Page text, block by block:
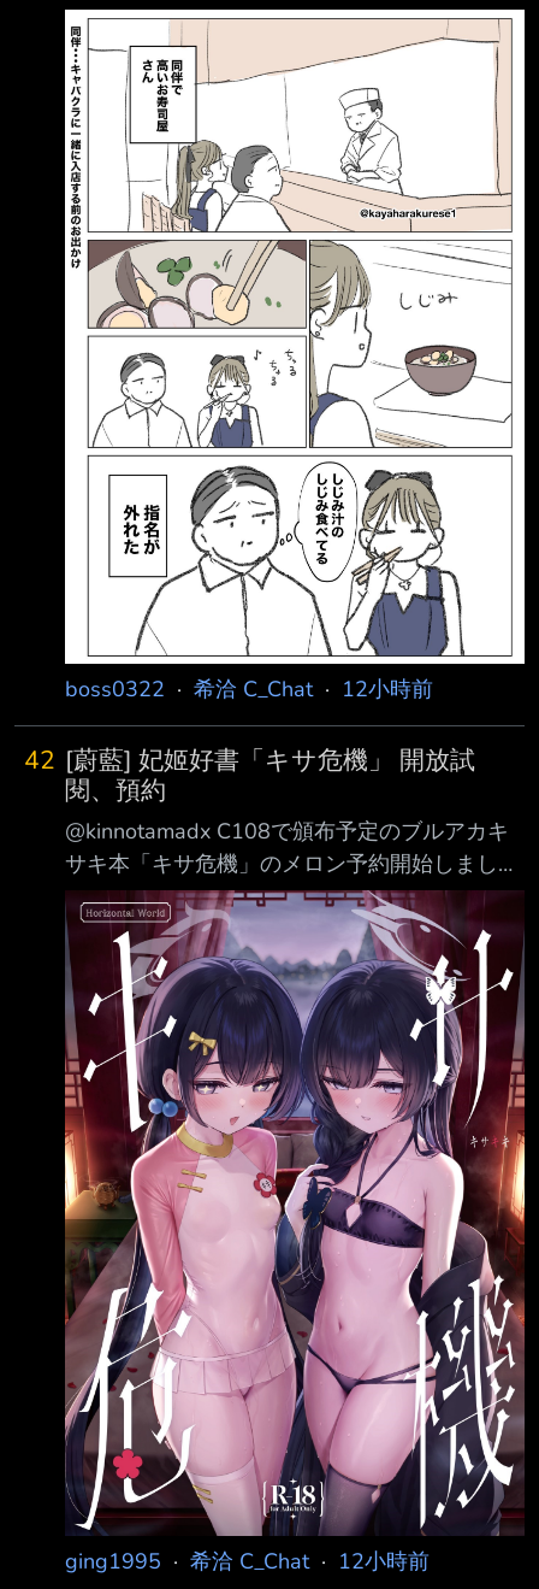
上班前，和客人一起到高級壽司店用餐。 蜆湯
哧溜、哧溜 （在吃蜆仔湯裡的蜆肉…） 之後客人
取消指名了 AI解釋：
http://i.imgur.com/IwWpB1J.jpg 原來吃蛤蜊湯
的蛤蜊會被認為寒酸喔 ----- Sent from JPTT on
my Samsung SM-S9380. --
boss0322 · 希洽 C_Chat· 12小時前
42 [蔚藍] 妃姬好書「キサ危機」 開放試
閱、預約
@kinnotamadx C108で頒布予定のブルアカキ
サキ本「キサ危機」のメロン予約開始しまし
た。キサキとキ キの２つの味わいです。 封面
https://i.urusai.cc/kjy5M.jpg 28頁
https://i.urusai.cc/5v8dz.jpg 試閱
https://i.urusai.cc/C2TTO.jpg
https://i.urusai.cc/abTx6.jpg
https://i.urusai.cc/NmSa6.jpg
https://i.urusai.cc/9Gvb4.j
ging1995 · 希洽 C_Chat· 12小時前